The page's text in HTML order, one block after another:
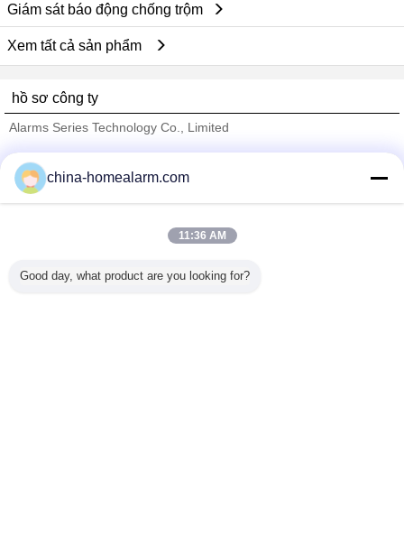
Giám sát báo động chống trộm
Xem tất cả sản phẩm
hồ sơ công ty
Alarms Series Technology Co., Limited
Trust Seal
Verified Suplier
Tất cả sản phẩm
china-homealarm.com
11:36 AM
Good day, what product are you looking for?